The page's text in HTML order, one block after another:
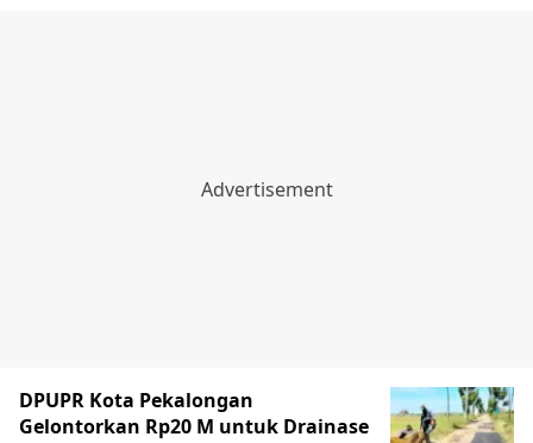
DPUPR Kota Pekalongan
Gelontorkan Rp20 M untuk Drainase